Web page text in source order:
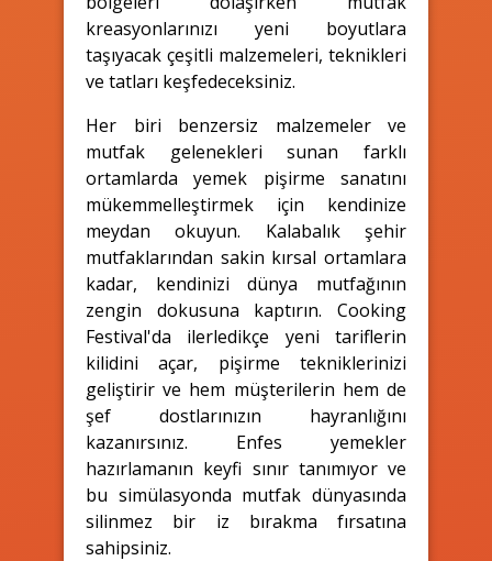
kreasyonlarınızı yeni boyutlara
taşıyacak çeşitli malzemeleri, teknikleri
ve tatları keşfedeceksiniz.
Her biri benzersiz malzemeler ve
mutfak gelenekleri sunan farklı
ortamlarda yemek pişirme sanatını
mükemmelleştirmek için kendinize
meydan okuyun. Kalabalık şehir
mutfaklarından sakin kırsal ortamlara
kadar, kendinizi dünya mutfağının
zengin dokusuna kaptırın. Cooking
Festival'da ilerledikçe yeni tariflerin
kilidini açar, pişirme tekniklerinizi
geliştirir ve hem müşterilerin hem de
şef dostlarınızın hayranlığını
kazanırsınız. Enfes yemekler
hazırlamanın keyfi sınır tanımıyor ve
bu simülasyonda mutfak dünyasında
silinmez bir iz bırakma fırsatına
sahipsiniz.